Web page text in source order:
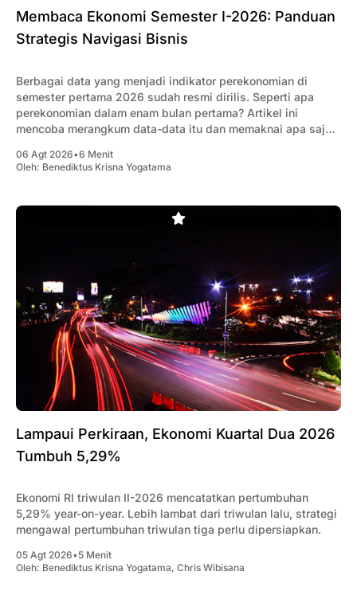
Membaca Ekonomi Semester I-2026: Panduan
Strategis Navigasi Bisnis
Berbagai data yang menjadi indikator perekonomian di
semester pertama 2026 sudah resmi dirilis. Seperti apa
perekonomian dalam enam bulan pertama? Artikel ini
mencoba merangkum data-data itu dan memaknai apa saja
06 Agt 2026•6 Menit
Oleh: Benediktus Krisna Yogatama
Lampaui Perkiraan, Ekonomi Kuartal Dua 2026
Tumbuh 5,29%
Ekonomi RI triwulan II-2026 mencatatkan pertumbuhan
5,29% year-on-year. Lebih lambat dari triwulan lalu, strategi
mengawal pertumbuhan triwulan tiga perlu dipersiapkan.
05 Agt 2026•5 Menit
Oleh: Benediktus Krisna Yogatama, Chris Wibisana